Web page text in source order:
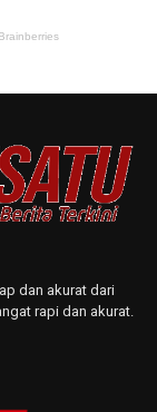
dan akurat dari
rapi dan akurat.